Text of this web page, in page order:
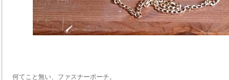
何てこと無い、ファスナーポーチ。